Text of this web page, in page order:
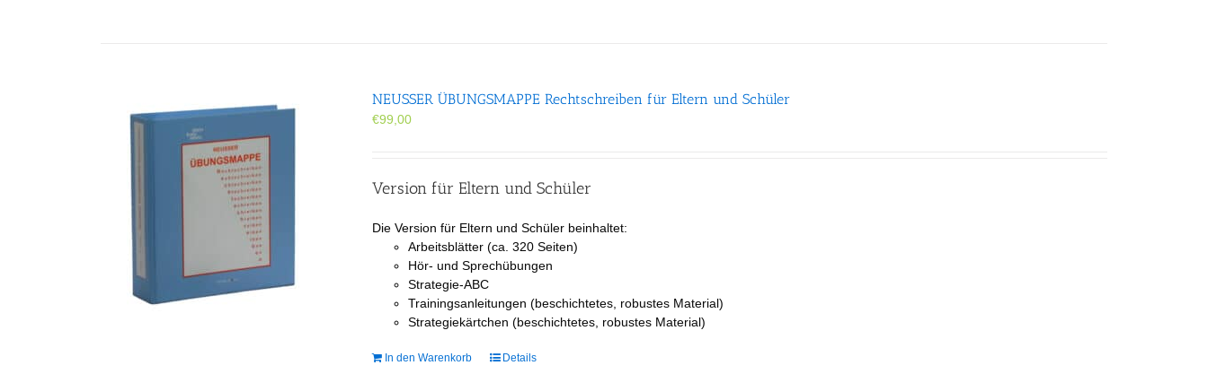
NEUSSER ÜBUNGS­MAPPE Rechtschreiben für Eltern und Schüler
€99,00
Version für Eltern und Schüler
Die Version für Eltern und Schüler beinhaltet:
Arbeitsblätter (ca. 320 Seiten)
Hör- und Sprechübungen
Strategie-ABC
Trainingsanleitungen (beschichtetes, robustes Material)
Strategiekärtchen (beschichtetes, robustes Material)
In den Warenkorb Details